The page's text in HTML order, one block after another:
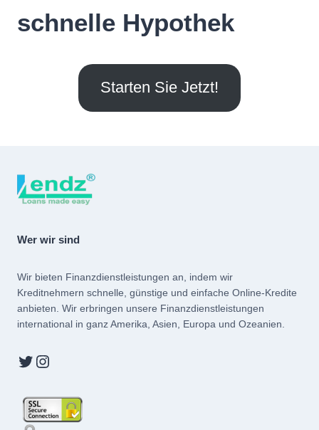
schnelle Hypothek
Starten Sie Jetzt!
Wer wir sind
Wir bieten Finanzdienstleistungen an, indem wir
Kreditnehmern schnelle, günstige und einfache Online-Kredite
anbieten. Wir erbringen unsere Finanzdienstleistungen
international in ganz Amerika, Asien, Europa und Ozeanien.
Twitter
Instagram